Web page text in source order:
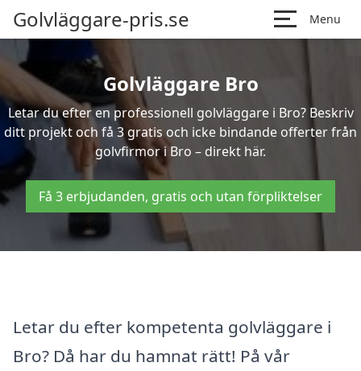
Golvläggare-pris.se Menu
Golvläggare Bro
Letar du efter en professionell golvläggare i Bro? Beskriv
ditt projekt och få 3 gratis och icke bindande offerter från
golvfirmor i Bro – direkt här.
Få 3 erbjudanden, gratis och utan förpliktelser
Letar du efter kompetenta golvläggare i
Bro? Då har du hamnat rätt! På vår